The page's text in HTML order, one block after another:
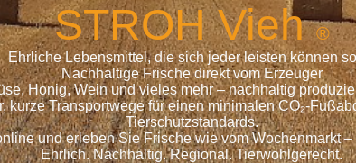
STROHVieh®
Ehrliche Lebensmittel, die sich jeder leisten können
Nachhaltige Frische direkt vom Erzeuger
Honig, Wein und vieles mehr – nachhaltig
kurze Transportwege für einen minimalen CO₂-
Tierschutzstandards.
und erleben Sie Frische wie vom Wochenmarkt
Ehrlich. Nachhaltig. Regional. Tierwohlgerecht.